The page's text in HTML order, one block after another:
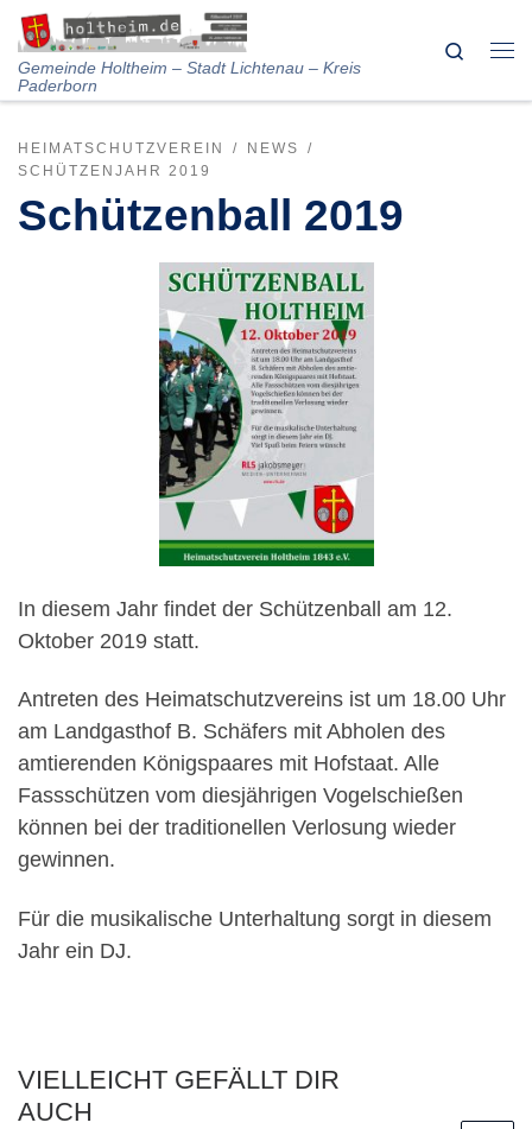
Skip to content
Gemeinde Holtheim – Stadt Lichtenau – Kreis
Paderborn
Search
HEIMATSCHUTZVEREIN
NEWS
SCHÜTZENJAHR 2019
Schützenball 2019
In diesem Jahr findet der Schützenball am 12.
Oktober 2019 statt.
Antreten des Heimatschutzvereins ist um 18.00 Uhr
am Landgasthof B. Schäfers mit Abholen des
amtierenden Königspaares mit Hofstaat. Alle
Fassschützen vom diesjährigen Vogelschießen
können bei der traditionellen Verlosung wieder
gewinnen.
Für die musikalische Unterhaltung sorgt in diesem
Jahr ein DJ.
VIELLEICHT GEFÄLLT DIR
AUCH